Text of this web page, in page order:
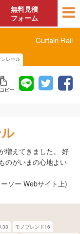
無料見積
フォーム
Curtain Rail
ンレール
ピー
増えてきました。 好
のがいまの心地よい
ソー Webサイト上)
33 モノブレンド16